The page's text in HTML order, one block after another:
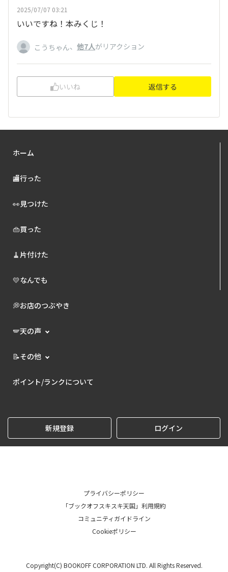
2025/07/07 03:21
いいですね！本みくじ！
こうちゃん、 他7人がリアクション
いいね 返信する
ホーム
🏬行った
👀見つけた
👜買った
🧹片付けた
💛なんでも
💭お店のつぶやき
🪽天の声
📝その他
ポイント/ランクについて
新規登録 ログイン
プライバシーポリシー
「ブックオフスキスキ天国」利用規約
コミュニティガイドライン
Cookieポリシー
Copyright(C) BOOKOFF CORPORATION LTD. All Rights Reserved.